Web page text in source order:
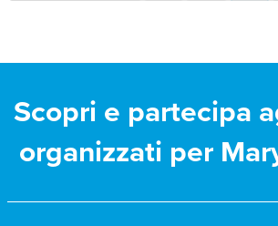
Scopri e partecipa
organizzati per